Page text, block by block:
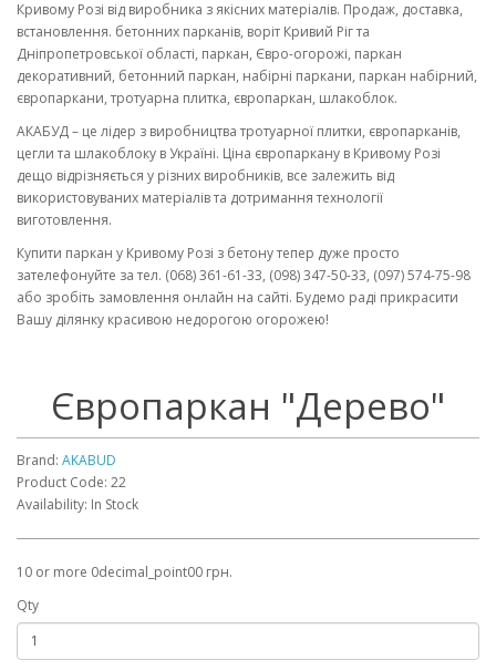
Кривому Розі від виробника з якісних матеріалів. Продаж, доставка,
встановлення. бетонних парканів, воріт Кривий Ріг та
Дніпропетровської області, паркан, Євро-огорожі, паркан
декоративний, бетонний паркан, набірні паркани, паркан набірний,
європаркани, тротуарна плитка, європаркан, шлакоблок.
АКАБУД – це лідер з виробництва тротуарної плитки, європарканів,
цегли та шлакоблоку в Україні. Ціна європаркану в Кривому Розі
дещо відрізняється у різних виробників, все залежить від
використовуваних матеріалів та дотримання технології
виготовлення.
Купити паркан у Кривому Розі з бетону тепер дуже просто
зателефонуйте за тел. (068) 361-61-33, (098) 347-50-33, (097) 574-75-98
або зробіть замовлення онлайн на сайті. Будемо раді прикрасити
Вашу ділянку красивою недорогою огорожею!
Європаркан "Дерево"
Brand: AKABUD
Product Code: 22
Availability: In Stock
10 or more 0decimal_point00 грн.
Qty